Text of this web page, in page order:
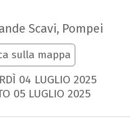
Scavi, Pompei
sulla mappa
04 LUGLIO 2025
05 LUGLIO 2025